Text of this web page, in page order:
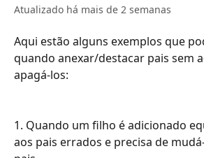
Atualizado há mais de 2 semanas
Aqui estão alguns exemplos que
quando anexar/destacar pais sem
apagá-los:
1. Quando um filho é adicionado
aos pais errados e precisa de